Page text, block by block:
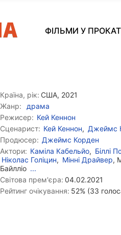
ФІЛЬМИ У
Країна, рік: США, 2021
Жанр:
драма
Режисер: Кей Кеннон
Сценарист: Кей Кеннон, Джеймс
Продюсер: Джеймс Корден
Актори: Каміла Кабельйо, Біллі
Ніколас Голіцин, Мінні Драйвер,
Байлліо ...
Світова прем'єра: 04.02.2021
Рейтинг очікування: 52% (33